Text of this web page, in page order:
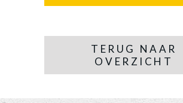
TERUG NAAR
OVERZICHT